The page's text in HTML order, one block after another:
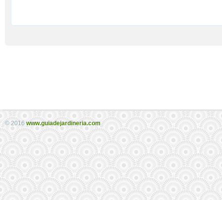
© 2016 www.guiadejardineria.com